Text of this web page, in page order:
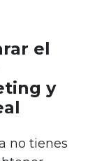
el
y
no tienes